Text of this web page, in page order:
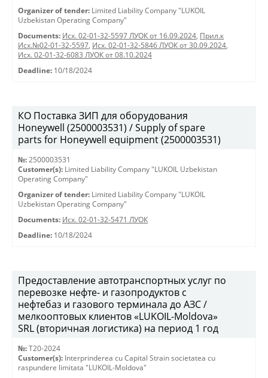
Organizer of tender: Limited Liability Company "LUKOIL
Uzbekistan Operating Company"
Documents: Исх. 02-01-32-5597 ЛУОК от 16.09.2024, Прил.к
Исх.№02-01-32-5597, Исх. 02-01-32-5846 ЛУОК от 30.09.2024,
Исх. 02-01-32-6083 ЛУОК от 08.10.2024
Deadline: 10/18/2024
КО Поставка ЗИП для оборудования
Honeywell (2500003531) / Supply of spare
parts for Honeywell equipment (2500003531)
№: 2500003531
Customer(s): Limited Liability Company "LUKOIL Uzbekistan
Operating Company"
Organizer of tender: Limited Liability Company "LUKOIL
Uzbekistan Operating Company"
Documents: Исх. 02-01-32-5471 ЛУОК
Deadline: 10/18/2024
Предоставление автотранспортных услуг по
перевозке нефте- и газопродуктов с
нефтебаз и газового терминала до АЗС /
мелкооптовых клиентов «LUKOIL-Moldova»
SRL (вторичная логистика) на период 1 год
№: T20-2024
Customer(s): Interprinderea cu Capital Strain societatea cu
raspundere limitata "LUKOIL-Moldova"